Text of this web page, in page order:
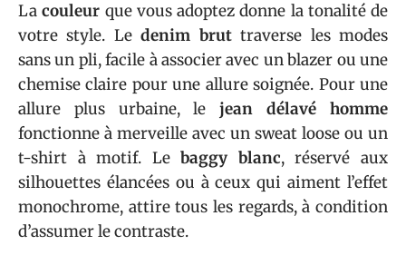
Lacouleur que vous adoptez donne la tonalité de
votre style. Ledenim bruttraverse les modes
sans un pli, facile à associer avec un blazer ou une
chemise claire pour une allure soignée. Pour une
allure plus urbaine, lejean délavé homme
fonctionne à merveille avec un sweat loose ou un
t-shirt à motif. Lebaggy blanc, réservé aux
silhouettes élancées ou à ceux qui aiment l’effet
monochrome, attire tous les regards, à condition
d’assumer le contraste.